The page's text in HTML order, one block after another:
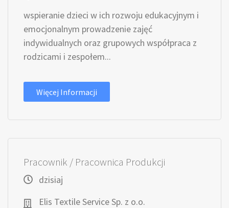
wspieranie dzieci w ich rozwoju edukacyjnym i
emocjonalnym prowadzenie zajęć
indywidualnych oraz grupowych współpraca z
rodzicami i zespołem...
Więcej Informacji
Pracownik / Pracownica Produkcji
dzisiaj
Elis Textile Service Sp. z o.o.